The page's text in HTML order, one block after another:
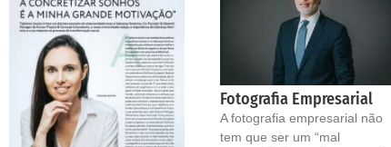
Fotografia Empresarial
A fotografia empresarial não
tem que ser um “mal